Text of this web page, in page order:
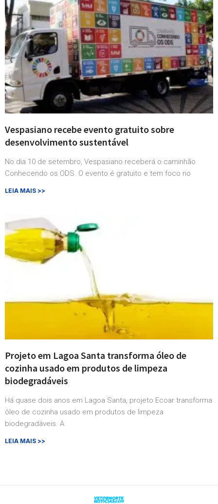
Vespasiano recebe evento gratuito sobre
desenvolvimento sustentável
No dia 10 de setembro, Vespasiano receberá o caminhão
Conhecendo os ODS. O evento é gratuito e tem foco no
LEIA MAIS >>
Projeto em Lagoa Santa transforma óleo de
cozinha usado em produtos de limpeza
biodegradáveis
Há quase dois anos em Lagoa Santa, projeto Ecoar transforma
óleo de cozinha usado em produtos de limpeza
biodegradáveis. A
LEIA MAIS >>